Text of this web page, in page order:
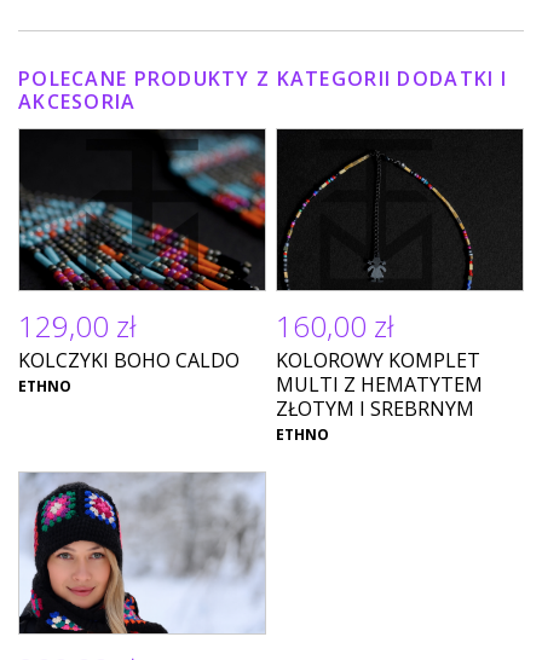
POLECANE PRODUKTY Z KATEGORII DODATKI I
AKCESORIA
129,00 zł
KOLCZYKI BOHO CALDO
ETHNO
160,00 zł
KOLOROWY KOMPLET
MULTI Z HEMATYTEM
ZŁOTYM I SREBRNYM
ETHNO